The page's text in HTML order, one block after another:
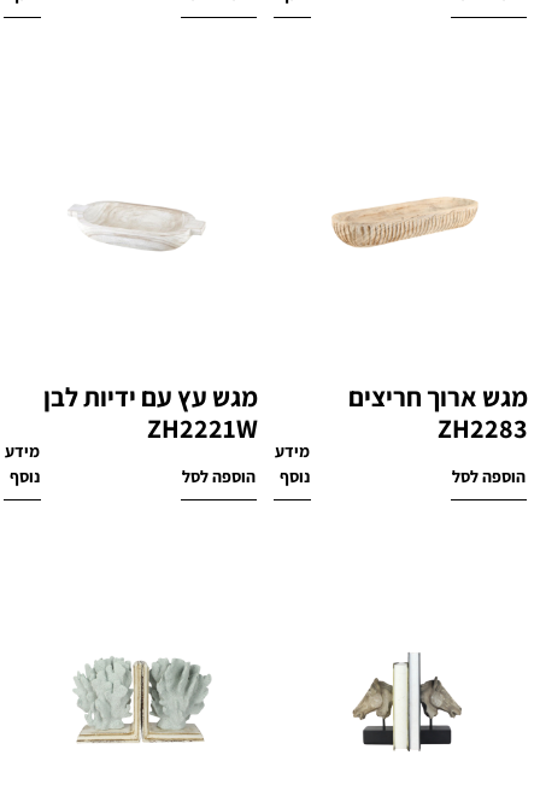
מגש ארוך חריצים
ZH2283
₪180
הוספה לסל
מידע
נוסף
מגש עץ עם ידיות לבן
ZH2221W
₪160
הוספה לסל
מידע
נוסף